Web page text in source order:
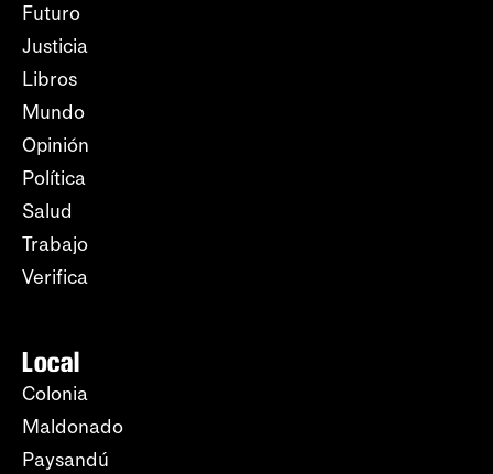
Futuro
Justicia
Libros
Mundo
Opinión
Política
Salud
Trabajo
Verifica
Local
Colonia
Maldonado
Paysandú